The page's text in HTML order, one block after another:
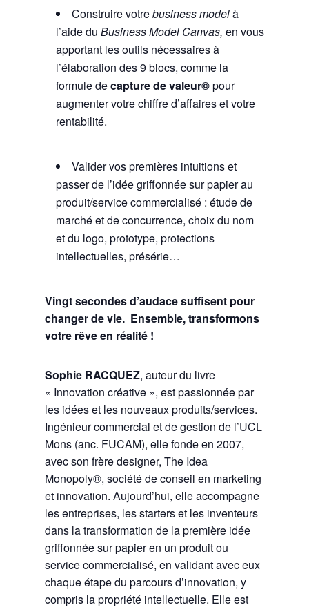
Construire votrebusiness modelà
l’aide du Business Model Canvas, en vous
apportant les outils nécessaires à
l’élaboration des 9 blocs, comme la
formule decapture de valeur©pour
augmenter votre chiffre d’affaires et votre
rentabilité.
Valider vos premières intuitions et
passer de l’idée griffonnée sur papier au
produit/service commercialisé : étude de
marché et de concurrence, choix du nom
et du logo, prototype, protections
intellectuelles, présérie…
Vingt secondes d’audace suffisent pour
changer de vie. Ensemble, transformons
votre rêve en réalité !
Sophie RACQUEZ, auteur du livre
« Innovation créative », est passionnée par
les idées et les nouveaux produits/services.
Ingénieur commercial et de gestion de l’UCL
Mons (anc. FUCAM), elle fonde en 2007,
avec son frère designer, The Idea
Monopoly®, société de conseil en marketing
et innovation. Aujourd’hui, elle accompagne
les entreprises, les starters et les inventeurs
dans la transformation de la première idée
griffonnée sur papier en un produit ou
service commercialisé, en validant avec eux
chaque étape du parcours d’innovation, y
compris la propriété intellectuelle. Elle est